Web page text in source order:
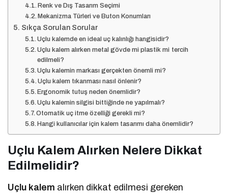
Renk ve Dış Tasarım Seçimi
Mekanizma Türleri ve Buton Konumları
Sıkça Sorulan Sorular
Uçlu kalemde en ideal uç kalınlığı hangisidir?
Uçlu kalem alırken metal gövde mi plastik mi tercih
edilmeli?
Uçlu kalemin markası gerçekten önemli mi?
Uçlu kalem tıkanması nasıl önlenir?
Ergonomik tutuş neden önemlidir?
Uçlu kalemin silgisi bittiğinde ne yapılmalı?
Otomatik uç itme özelliği gerekli mi?
Hangi kullanıcılar için kalem tasarımı daha önemlidir?
Uçlu Kalem Alırken Nelere Dikkat
Edilmelidir?
Uçlu kalem alırken dikkat edilmesi gereken